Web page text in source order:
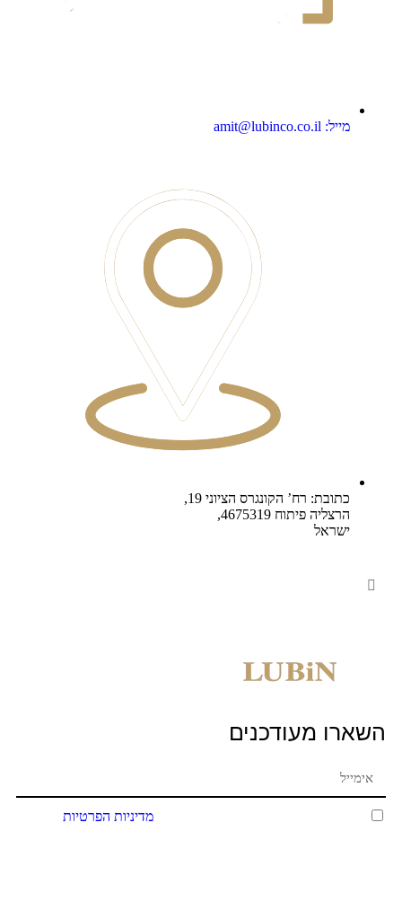
מייל: amit@lubinco.co.il
כתובת: רח’ הקונגרס הציוני 19,
הרצליה פיתוח 4675319,
ישראל
השארו מעודכנים
מדיניות הפרטיות